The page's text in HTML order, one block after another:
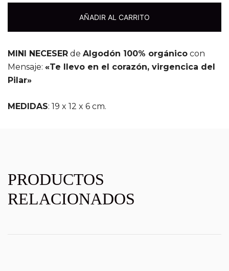
AÑADIR AL CARRITO
MINI NECESER de Algodón 100% orgánico con
Mensaje: «Te llevo en el corazón, virgencica del
Pilar»
MEDIDAS: 19 x 12 x 6 cm.
PRODUCTOS
RELACIONADOS